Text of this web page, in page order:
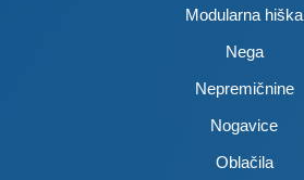
Modularna hiška
Nega
Nepremičnine
Nogavice
Oblačila